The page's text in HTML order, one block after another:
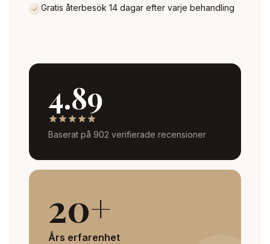
Gratis återbesök 14 dagar efter varje behandling
4.89
Baserat på 902 verifierade recensioner
20+
Års erfarenhet